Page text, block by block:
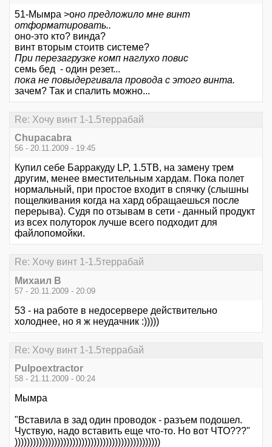
51-Мымра >оно предложило мне винт
отформатировать..
оно-это кто? винда?
винт вторым стоитв системе?
При перезагрузке комп наглухо повис
семь бед - один резет...
пока не повыдергивала провода с этого винта.
зачем? Так и спалить можно...
Re: Хочу винт 1-1.5террабай
Chupacabra
56 - 20.11.2009 - 19:45
Купил себе Барракуду LP, 1.5ТВ, на замену трем
другим, менее вместительным хардам. Пока полет
нормальный, при простое входит в спячку (слышны
пощелкивания когда на хард обращаешься после
перерыва). Судя по отзывам в сети - данный продукт
из всех полуторок лучше всего подходит для
файлопомойки.
Re: Хочу винт 1-1.5террабай
Михаил В
57 - 20.11.2009 - 20:09
53 - на работе в недосервере действительно
холоднее, но я ж неудачник :)))))
Re: Хочу винт 1-1.5террабай
Pulpoextractor
58 - 21.11.2009 - 00:24
Мымра
"Вставила в зад один проводок - разъем подошел.
Чуствую, надо вставить еще что-то. Но вот ЧТО???"
))))))))))))))))))))))))))))))))))))))))))))))))